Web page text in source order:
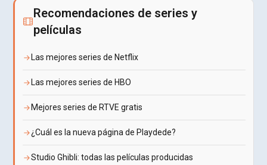
Recomendaciones de series y
películas
Las mejores series de Netflix
Las mejores series de HBO
Mejores series de RTVE gratis
¿Cuál es la nueva página de Playdede?
Studio Ghibli: todas las películas producidas